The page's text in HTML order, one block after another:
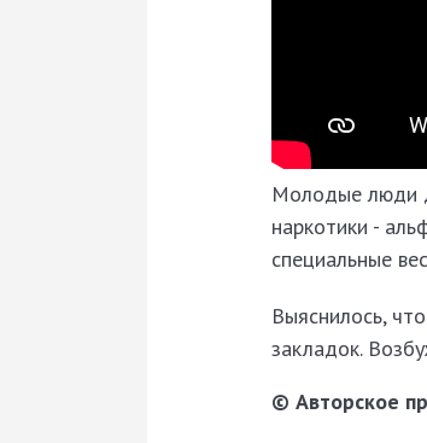
Молодые люди
наркотики -
специальные
Выяснилось,
закладок.
© Авторское